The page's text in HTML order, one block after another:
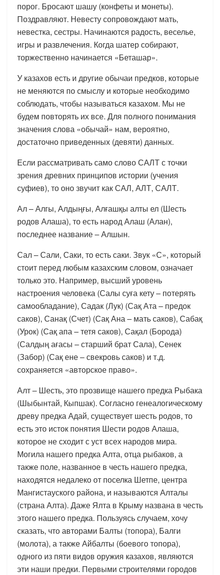
порог. Бросают шашу (конфеты и монеты).
Поздравляют. Невесту сопровождают мать,
невестка, сестры. Начинаются радость, веселье,
игры и развлечения. Когда шатер собирают,
торжественно начинается «Беташар».
У казахов есть и другие обычаи предков, которые
не меняются по смыслу и которые необходимо
соблюдать, чтобы называться казахом. Мы не
будем повторять их все. Для полного понимания
значения слова «обычай» нам, вероятно,
достаточно приведенных (девяти) данных.
Если рассматривать само слово САЛТ с точки
зрения древних принципов истории (учения
суфиев), то оно звучит как САЛ, АЛТ, САЛТ.
Ал – Алгы, Алдыңғы, Алғашқы алты ел (Шесть
родов Алаша), то есть народ Алаш (Алан),
последнее название – Алшын.
Сал – Сали, Саки, то есть саки. Звук «С», который
стоит перед любым казахским словом, означает
только это. Например, высший уровень
настроения человека (Салы суға кету – потерять
самообладание), Садак (Лук) (Сақ Ата – предок
саков), Санақ (Счет) (Сақ Ана – мать саков), Сабақ
(Урок) (Сақ апа – тетя саков), Сақал (Борода)
(Салдың ағасы – старший брат Сала), Сенек
(Забор) (Сақ ене – свекровь саков) и т.д.
сохраняется «авторское право».
Алт – Шесть, это прозвище нашего предка Рыбака
(Шыбынтай, Кыпшак). Согласно генеалогическому
древу предка Адай, существует шесть родов, то
есть это исток понятия Шести родов Алаша,
которое не сходит с уст всех народов мира.
Могила нашего предка Алта, отца рыбаков, а
также поле, названное в честь нашего предка,
находятся недалеко от поселка Шетпе, центра
Мангистауского района, и называются Алталы
(страна Алта). Даже Ялта в Крыму названа в честь
этого нашего предка. Пользуясь случаем, хочу
сказать, что авторами Балты (топора), Балги
(молота), а также Айбалты (боевого топора),
одного из пяти видов оружия казахов, являются
эти наши предки. Первыми строителями городов